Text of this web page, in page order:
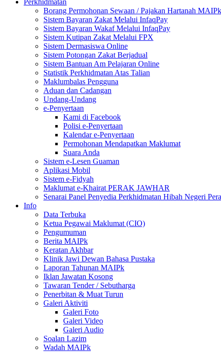
Perkhidmatan
Borang Permohonan Sewaan / Pajakan Hartanah MAIPk
Sistem Bayaran Zakat Melalui InfaqPay
Sistem Bayaran Wakaf Melalui InfaqPay
Sistem Kutipan Zakat Melalui FPX
Sistem Dermasiswa Online
Sistem Potongan Zakat Berjadual
Sistem Bantuan Am Pelajaran Online
Statistik Perkhidmatan Atas Talian
Maklumbalas Pengguna
Aduan dan Cadangan
Undang-Undang
e-Penyertaan
Kami di Facebook
Polisi e-Penyertaan
Kalendar e-Penyertaan
Permohonan Mendapatkan Maklumat
Suara Anda
Sistem e-Lesen Guaman
Aplikasi Mobil
Sistem e-Fidyah
Maklumat e-Khairat PERAK JAWHAR
Senarai Panel Penyedia Perkhidmatan Hibah Negeri
Info
Data Terbuka
Ketua Pegawai Maklumat (CIO)
Pengumuman
Berita MAIPk
Keratan Akhbar
Klinik Jawi Dewan Bahasa Pustaka
Laporan Tahunan MAIPk
Iklan Jawatan Kosong
Tawaran Tender / Sebutharga
Penerbitan & Muat Turun
Galeri Aktiviti
Galeri Foto
Galeri Video
Galeri Audio
Soalan Lazim
Wadah MAIPk